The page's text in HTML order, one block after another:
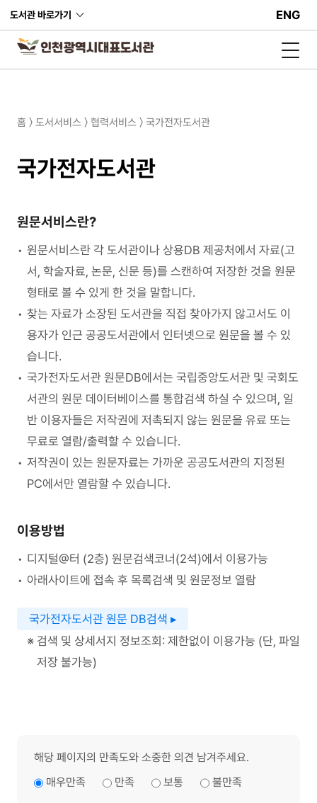
도서관 바로가기 ENG
홈 〉 도서서비스 〉 협력서비스 〉 국가전자도서관
국가전자도서관
원문서비스란?
원문서비스란 각 도서관이나 상용DB 제공처에서 자료(고
서, 학술자료, 논문, 신문 등)를 스캔하여 저장한 것을 원문
형태로 볼 수 있게 한 것을 말합니다.
찾는 자료가 소장된 도서관을 직접 찾아가지 않고서도 이
용자가 인근 공공도서관에서 인터넷으로 원문을 볼 수 있
습니다.
국가전자도서관 원문DB에서는 국립중앙도서관 및 국회도
서관의 원문 데이터베이스를 통합검색 하실 수 있으며, 일
반 이용자들은 저작권에 저촉되지 않는 원문을 유료 또는
무료로 열람/출력할 수 있습니다.
저작권이 있는 원문자료는 가까운 공공도서관의 지정된
PC에서만 열람할 수 있습니다.
이용방법
디지털@터 (2층) 원문검색코너(2석)에서 이용가능
아래사이트에 접속 후 목록검색 및 원문정보 열람
국가전자도서관 원문 DB검색 ▸
검색 및 상세서지 정보조회: 제한없이 이용가능 (단, 파일
저장 불가능)
해당 페이지의 만족도와 소중한 의견 남겨주세요.
매우만족
만족 보통 불만족